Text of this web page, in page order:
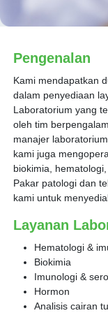
Pengenalan
Kami mendapatkan
dalam penyediaan
Laboratorium yang
oleh tim
manajer
kami juga
biokimia,
Pakar patologi dan
kami untuk
Layanan
Hematologi &
Biokimia
Imunologi &
Hormon
Analisis cairan